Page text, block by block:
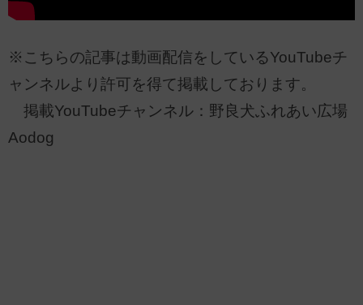
※こちらの記事は動画配信をしているYouTubeチ
ャンネルより許可を得て掲載しております。
掲載YouTubeチャンネル：野良犬ふれあい広場
Aodog